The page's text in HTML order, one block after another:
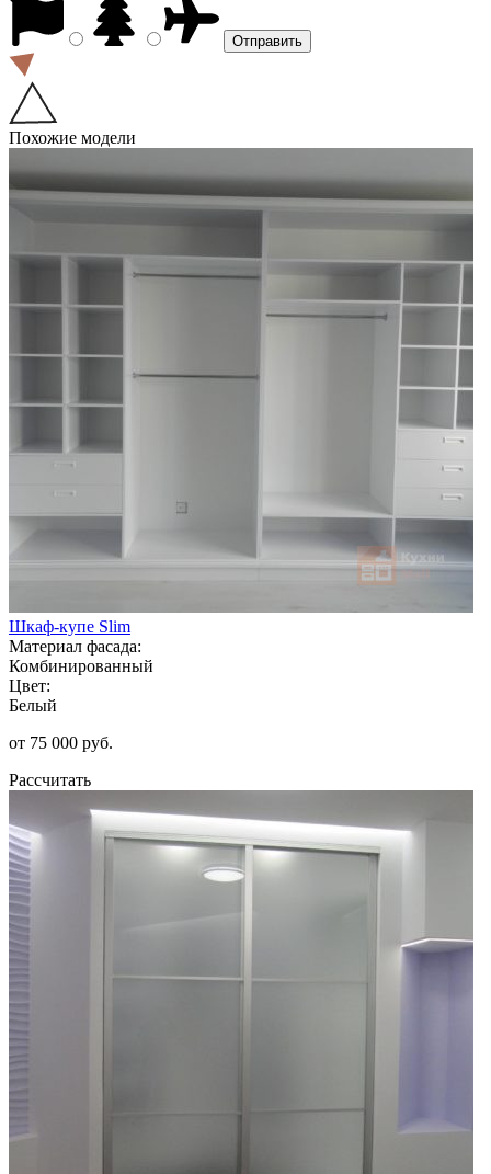
Похожие модели
Шкаф-купе Slim
Материал фасада:
Комбинированный
Цвет:
Белый
от 75 000 руб.
Рассчитать